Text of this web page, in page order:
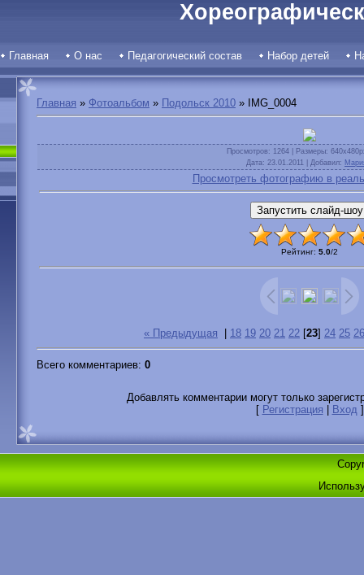
Главная О нас Педагогический состав Набор детей
Главная » Фотоальбом » Подольск 2010 » IMG_0004
Просмотров: 1264 | Размеры:
Дата: 23.01.2011 | Добавил:
Просмотреть фотографию в
Рейтинг: 5.0/2
« Предыдущая 18 19 20 21 22 [23] 24 25 26
Всего комментариев: 0
Добавлять комментарии могут только
[ Регистрация Вход]